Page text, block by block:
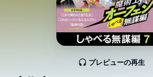
プレビューの再生